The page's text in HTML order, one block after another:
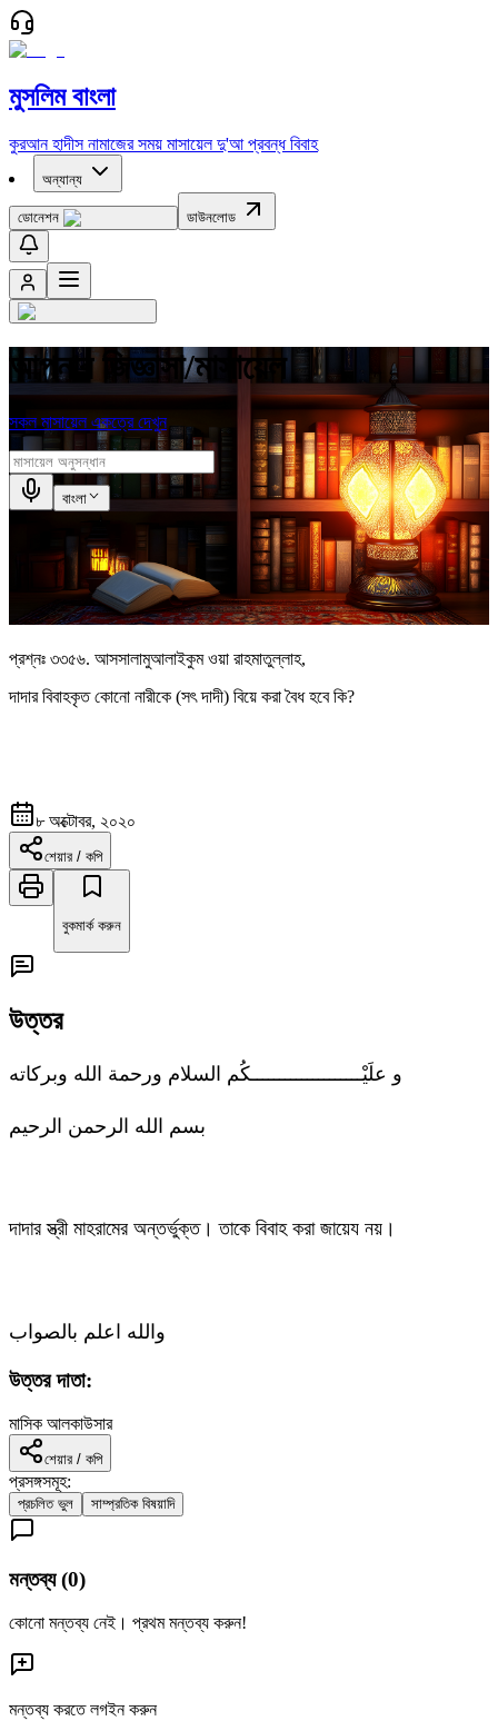
মুসলিম বাংলা
কুরআন হাদীস নামাজের সময় মাসায়েল দু'আ প্রবন্ধ বিবাহ
অন্যান্য
ডোনেশন ডাউনলোড
আপনার জিজ্ঞাসা/মাসায়েল
সকল মাসায়েল একত্রে দেখুন
বাংলা
প্রশ্নঃ ৩৩৫৬. আসসালামুআলাইকুম ওয়া রাহমাতুল্লাহ,
দাদার বিবাহকৃত কোনো নারীকে (সৎ দাদী) বিয়ে করা বৈধ হবে কি?
৮ অক্টোবর, ২০২০
শেয়ার / কপি
বুকমার্ক করুন
উত্তর
و علَيْــــــــــــــــــــكُم السلام ورحمة الله وبركاته
بسم الله الرحمن الرحيم
দাদার স্ত্রী মাহরামের অন্তর্ভুক্ত। তাকে বিবাহ করা জায়েয নয়।
والله اعلم بالصواب
উত্তর দাতা:
মাসিক আলকাউসার
শেয়ার / কপি
প্রসঙ্গসমূহ:
প্রচলিত ভুল সাম্প্রতিক বিষয়াদি
মন্তব্য (0)
কোনো মন্তব্য নেই। প্রথম মন্তব্য করুন!
মন্তব্য করতে লগইন করুন